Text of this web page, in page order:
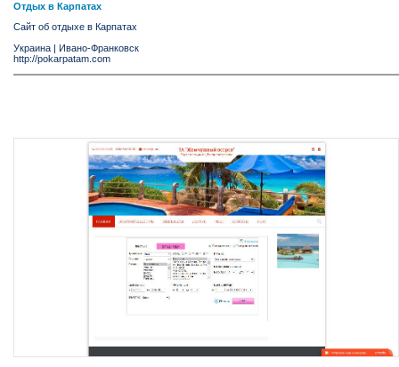
Отдых в Карпатах
Сайт об отдыхе в Карпатах
Украина | Ивано-Франковск
http://pokarpatam.com